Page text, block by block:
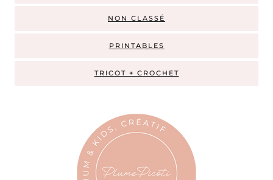
NON CLASSÉ
PRINTABLES
TRICOT + CROCHET